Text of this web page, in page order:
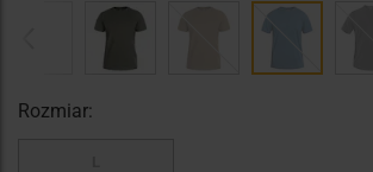
Rozmiar: